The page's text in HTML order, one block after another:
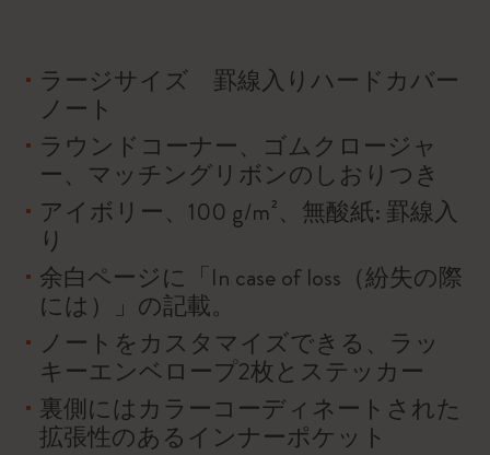
ラージサイズ 罫線入りハードカバー
ノート
ラウンドコーナー、ゴムクロージャ
ー、マッチングリボンのしおりつき
アイボリー、100 g/m²、無酸紙: 罫線入
り
余白ページに「In case of loss（紛失の際
には）」の記載。
ノートをカスタマイズできる、ラッ
キーエンベロープ2枚とステッカー
裏側にはカラーコーディネートされた
拡張性のあるインナーポケット